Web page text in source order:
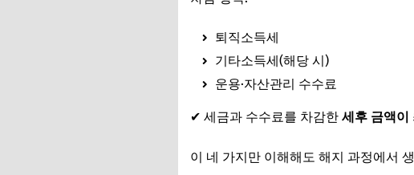
퇴직소득세
기타소득세(해당 시)
운용·자산관리 수수료
✔ 세금과 수수료를 차감한 세후 금액이
이 네 가지만 이해해도 해지 과정에서